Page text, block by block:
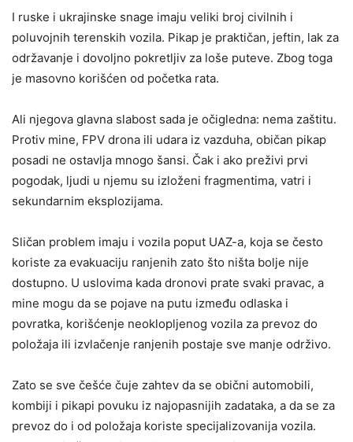
I ruske i ukrajinske snage imaju veliki broj civilnih i
poluvojnih terenskih vozila. Pikap je praktičan, jeftin, lak za
održavanje i dovoljno pokretljiv za loše puteve. Zbog toga
je masovno korišćen od početka rata.
Ali njegova glavna slabost sada je očigledna: nema zaštitu.
Protiv mine, FPV drona ili udara iz vazduha, običan pikap
posadi ne ostavlja mnogo šansi. Čak i ako preživi prvi
pogodak, ljudi u njemu su izloženi fragmentima, vatri i
sekundarnim eksplozijama.
Sličan problem imaju i vozila poput UAZ-a, koja se često
koriste za evakuaciju ranjenih zato što ništa bolje nije
dostupno. U uslovima kada dronovi prate svaki pravac, a
mine mogu da se pojave na putu između odlaska i
povratka, korišćenje neoklopljenog vozila za prevoz do
položaja ili izvlačenje ranjenih postaje sve manje održivo.
Zato se sve češće čuje zahtev da se obični automobili,
kombiji i pikapi povuku iz najopasnijih zadataka, a da se za
prevoz do i od položaja koriste specijalizovanija vozila.